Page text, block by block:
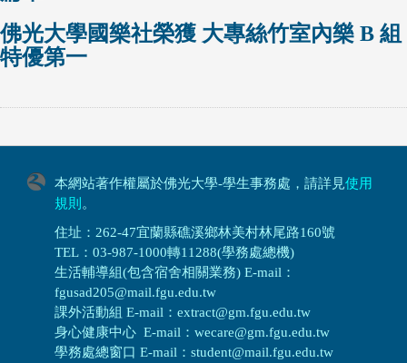
佛光大學國樂社榮獲 大專絲竹室內樂 B 組
特優第一
本網站著作權屬於佛光大學-學生事務處，請詳見使用
規則 。
住址：262-47宜蘭縣礁溪鄉林美村林尾路160號
TEL：03-987-1000轉11288(學務處總機)
生活輔導組(包含宿舍相關業務) E-mail：
fgusad205@mail.fgu.edu.tw
課外活動組 E-mail：extract@gm.fgu.edu.tw
身心健康中心 E-mail：wecare@gm.fgu.edu.tw
學務處總窗口 E-mail：student@mail.fgu.edu.tw